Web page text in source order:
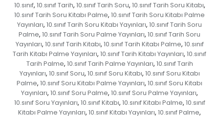
10.sınıf, 10.sınıf Tarih, 10.sınıf Tarih Soru, 10.sınıf Tarih Soru Kitabı,
10.sınıf Tarih Soru Kitabı Palme, 10.sınıf Tarih Soru Kitabı Palme
Yayınları, 10.sınıf Tarih Soru Kitabı Yayınları, 10.sınıf Tarih Soru
Palme, 10.sınıf Tarih Soru Palme Yayınları, 10.sınıf Tarih Soru
Yayınları, 10.sınıf Tarih Kitabı, 10.sınıf Tarih Kitabı Palme, 10.sınıf
Tarih Kitabı Palme Yayınları, 10.sınıf Tarih Kitabı Yayınları, 10.sınıf
Tarih Palme, 10.sınıf Tarih Palme Yayınları, 10.sınıf Tarih
Yayınları, 10.sınıf Soru, 10.sınıf Soru Kitabı, 10.sınıf Soru Kitabı
Palme, 10.sınıf Soru Kitabı Palme Yayınları, 10.sınıf Soru Kitabı
Yayınları, 10.sınıf Soru Palme, 10.sınıf Soru Palme Yayınları,
10.sınıf Soru Yayınları, 10.sınıf Kitabı, 10.sınıf Kitabı Palme, 10.sınıf
Kitabı Palme Yayınları, 10.sınıf Kitabı Yayınları, 10.sınıf Palme,